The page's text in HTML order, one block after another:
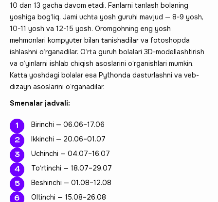
10 dan 13 gacha davom etadi. Fanlarni tanlash bolaning
yoshiga bog‘liq. Jami uchta yosh guruhi mavjud — 8-9 yosh,
10-11 yosh va 12-15 yosh. Oromgohning eng yosh
mehmonlari kompyuter bilan tanishadilar va fotoshopda
ishlashni o‘rganadilar. O‘rta guruh bolalari 3D-modellashtirish
va o‘yinlarni ishlab chiqish asoslarini o‘rganishlari mumkin.
Katta yoshdagi bolalar esa Pythonda dasturlashni va veb-
dizayn asoslarini o‘rganadilar.
Smenalar jadvali:
Birinchi — 06.06–17.06
Ikkinchi — 20.06–01.07
Uchinchi — 04.07–16.07
To‘rtinchi — 18.07–29.07
Beshinchi — 01.08–12.08
Oltinchi — 15.08–26.08